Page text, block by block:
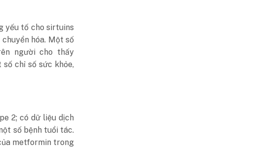
yếu tố cho sirtuins
hóa. Một số
người cho thấy
chỉ số sức khỏe,
2; có dữ liệu dịch
số bệnh tuổi tác.
metformin trong